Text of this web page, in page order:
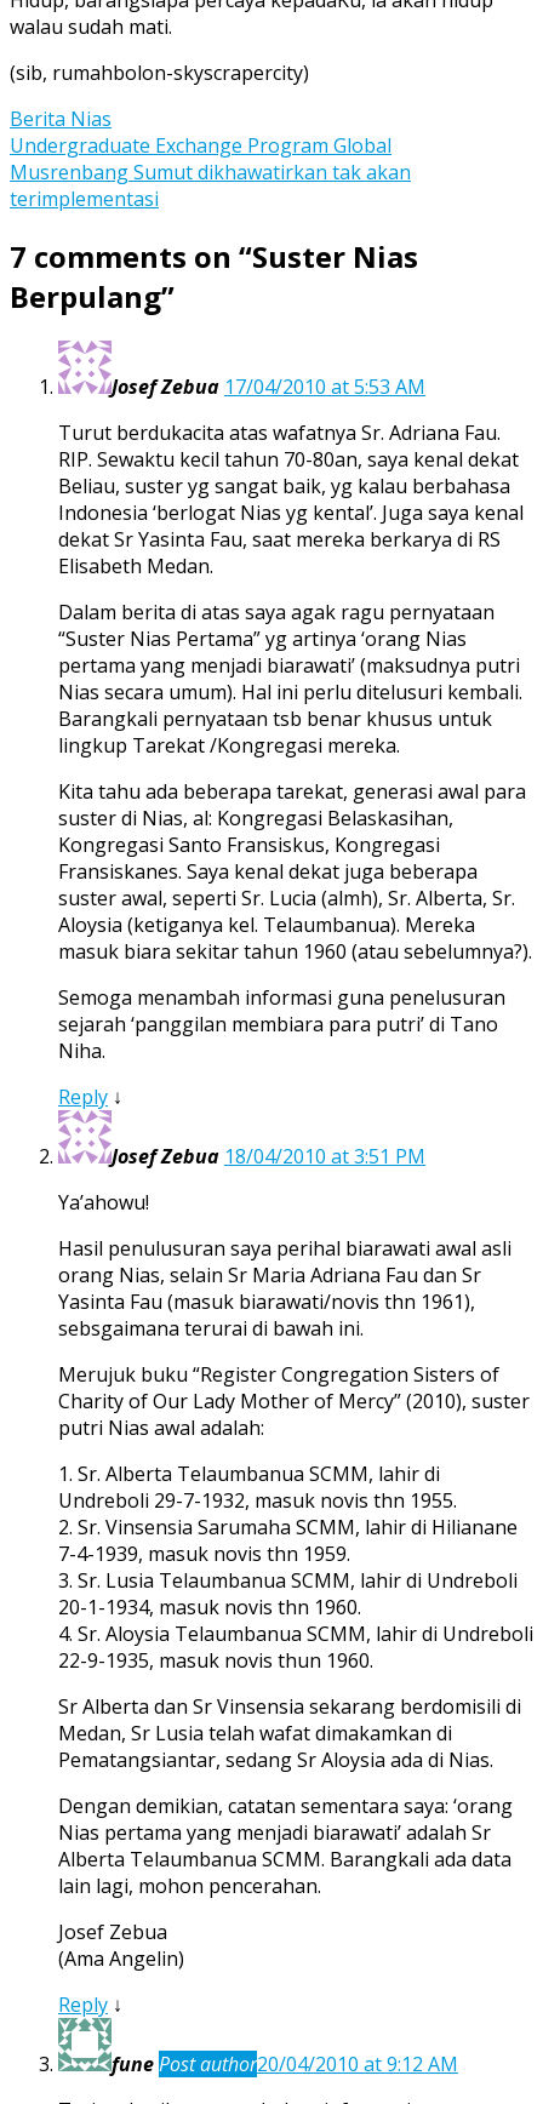
walau sudah mati.
(sib, rumahbolon-skyscrapercity)
Berita Nias
Post
navigation
Undergraduate Exchange Program Global
Musrenbang Sumut dikhawatirkan tak akan
terimplementasi
7 comments on “Suster Nias
Berpulang”
Josef Zebua 17/04/2010 at 5:53 AM
Turut berdukacita atas wafatnya Sr. Adriana Fau.
RIP. Sewaktu kecil tahun 70-80an, saya kenal dekat
Beliau, suster yg sangat baik, yg kalau berbahasa
Indonesia ‘berlogat Nias yg kental’. Juga saya kenal
dekat Sr Yasinta Fau, saat mereka berkarya di RS
Elisabeth Medan.
Dalam berita di atas saya agak ragu pernyataan
“Suster Nias Pertama” yg artinya ‘orang Nias
pertama yang menjadi biarawati’ (maksudnya putri
Nias secara umum). Hal ini perlu ditelusuri kembali.
Barangkali pernyataan tsb benar khusus untuk
lingkup Tarekat /Kongregasi mereka.
Kita tahu ada beberapa tarekat, generasi awal para
suster di Nias, al: Kongregasi Belaskasihan,
Kongregasi Santo Fransiskus, Kongregasi
Fransiskanes. Saya kenal dekat juga beberapa
suster awal, seperti Sr. Lucia (almh), Sr. Alberta, Sr.
Aloysia (ketiganya kel. Telaumbanua). Mereka
masuk biara sekitar tahun 1960 (atau sebelumnya?).
Semoga menambah informasi guna penelusuran
sejarah ‘panggilan membiara para putri’ di Tano
Niha.
Reply ↓
Josef Zebua 18/04/2010 at 3:51 PM
Ya’ahowu!
Hasil penulusuran saya perihal biarawati awal asli
orang Nias, selain Sr Maria Adriana Fau dan Sr
Yasinta Fau (masuk biarawati/novis thn 1961),
sebsgaimana terurai di bawah ini.
Merujuk buku “Register Congregation Sisters of
Charity of Our Lady Mother of Mercy” (2010), suster
putri Nias awal adalah:
1. Sr. Alberta Telaumbanua SCMM, lahir di
Undreboli 29-7-1932, masuk novis thn 1955.
2. Sr. Vinsensia Sarumaha SCMM, lahir di Hilianane
7-4-1939, masuk novis thn 1959.
3. Sr. Lusia Telaumbanua SCMM, lahir di Undreboli
20-1-1934, masuk novis thn 1960.
4. Sr. Aloysia Telaumbanua SCMM, lahir di Undreboli
22-9-1935, masuk novis thun 1960.
Sr Alberta dan Sr Vinsensia sekarang berdomisili di
Medan, Sr Lusia telah wafat dimakamkan di
Pematangsiantar, sedang Sr Aloysia ada di Nias.
Dengan demikian, catatan sementara saya: ‘orang
Nias pertama yang menjadi biarawati’ adalah Sr
Alberta Telaumbanua SCMM. Barangkali ada data
lain lagi, mohon pencerahan.
Josef Zebua
(Ama Angelin)
Reply ↓
funePost author20/04/2010 at 9:12 AM